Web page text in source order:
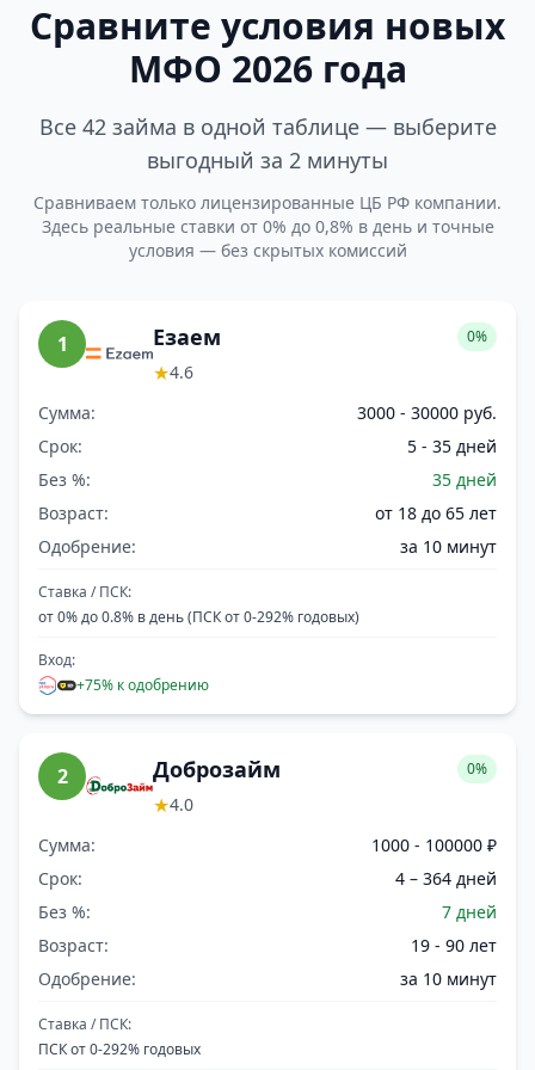
Сравните условия новых
МФО 2026 года
Все 42 займа в одной таблице — выберите
выгодный за 2 минуты
Сравниваем только лицензированные ЦБ РФ компании.
Здесь реальные ставки от 0% до 0,8% в день и точные
условия — без скрытых комиссий
1 Езаем
★4.6
0%
Сумма:
3000 - 30000 руб.
Срок:
5 - 35 дней
Без %:
35 дней
Возраст:
от 18 до 65 лет
Одобрение:
за 10 минут
Ставка / ПСК:
от 0% до 0.8% в день (ПСК от 0-292% годовых)
Вход:
+75% к одобрению
2 Доброзайм
★4.0
0%
Сумма:
1000 - 100000 ₽
Срок:
4 – 364 дней
Без %:
7 дней
Возраст:
19 - 90 лет
Одобрение:
за 10 минут
Ставка / ПСК:
ПСК от 0-292% годовых